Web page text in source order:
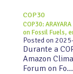
COP30
COP30:
on Fossil Fuels,
Posted on
Durante a
Amazon
Forum on Fo…